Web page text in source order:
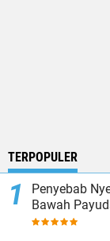
TERPOPULER
Penyebab
Bawah